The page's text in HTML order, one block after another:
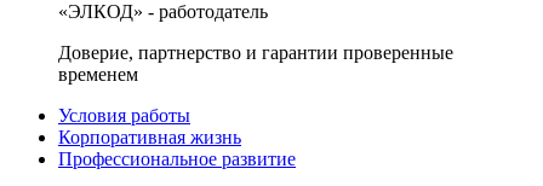
«ЭЛКОД» - работодатель
Доверие, партнерство и гарантии проверенные
временем
Условия работы
Корпоративная жизнь
Профессиональное развитие